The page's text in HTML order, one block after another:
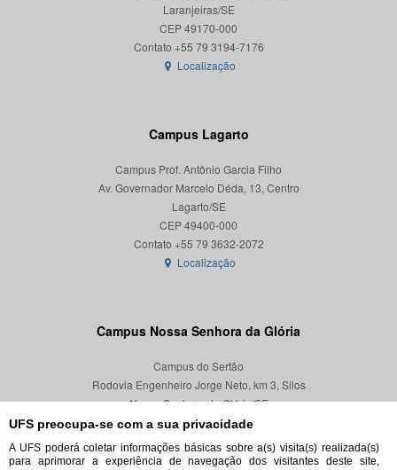
UFS preocupa-se com a sua privacidade
A UFS poderá coletar informações básicas sobre a(s) visita(s) realizada(s)
para aprimorar a experiência de navegação dos visitantes deste site,
Laranjeiras/SE
CEP 49170-000
Localização
Campus Lagarto
Campus Prof. Antônio Garcia Filho
Av. Governador Marcelo Déda, 13, Centro
Lagarto/SE
CEP 49400-000
Localização
Campus Nossa Senhora da Glória
Campus do Sertão
Rodovia Engenheiro Jorge Neto, km 3, Silos
Nossa Senhora da Glória/SE
CEP 49680-000
Localização